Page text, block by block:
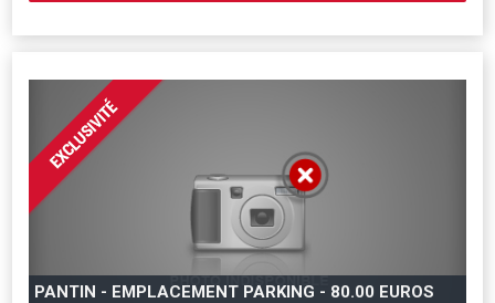
PANTIN - EMPLACEMENT PARKING - 80.00 EUROS